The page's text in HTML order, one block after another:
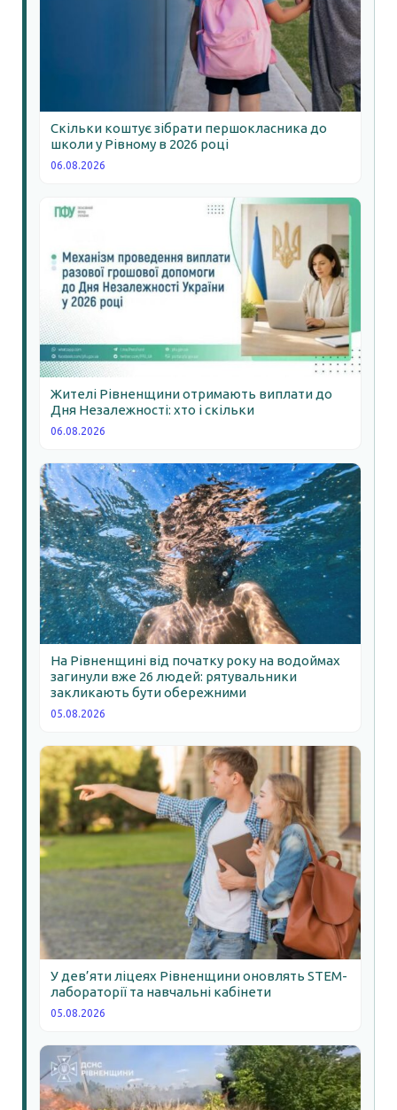
Скільки коштує зібрати першокласника до
школи у Рівному в 2026 році
06.08.2026
Жителі Рівненщини отримають виплати до
Дня Незалежності: хто і скільки
06.08.2026
На Рівненщині від початку року на водоймах
загинули вже 26 людей: рятувальники
закликають бути обережними
05.08.2026
У дев’яти ліцеях Рівненщини оновлять STEM-
лабораторії та навчальні кабінети
05.08.2026